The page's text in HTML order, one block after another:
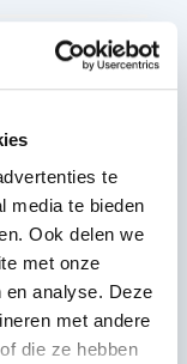
te
media te bieden
Ook delen we
met onze
analyse. Deze
met andere
die ze hebben
305
cm
75x305
spindel 20